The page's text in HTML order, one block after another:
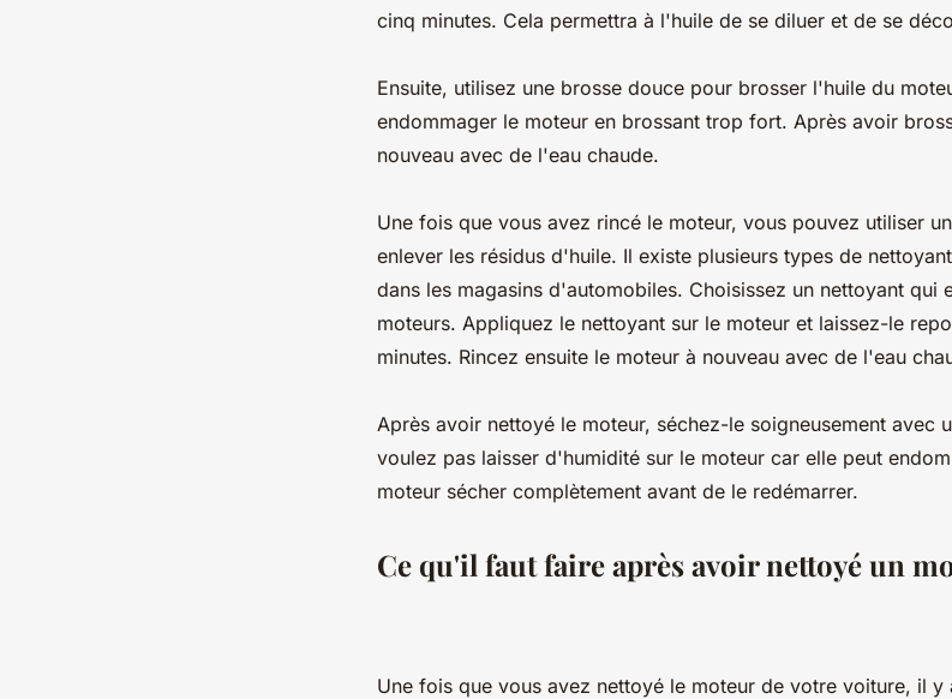
cinq minutes. Cela permettra à l'huile de se diluer et de se
Ensuite, utilisez une brosse douce pour brosser l'huile du
endommager le moteur en brossant trop fort. Après avoir
nouveau avec de l'eau chaude.
Une fois que vous avez rincé le moteur, vous pouvez utiliser
enlever les résidus d'huile. Il existe plusieurs types de
dans les magasins d'automobiles. Choisissez un nettoyant qui
moteurs. Appliquez le nettoyant sur le moteur et laissez-le
minutes. Rincez ensuite le moteur à nouveau avec de l'eau
Après avoir nettoyé le moteur, séchez-le soigneusement avec
voulez pas laisser d'humidité sur le moteur car elle peut
moteur sécher complètement avant de le redémarrer.
Ce qu'il faut faire après avoir nettoyé un
Une fois que vous avez nettoyé le moteur de votre voiture, il y